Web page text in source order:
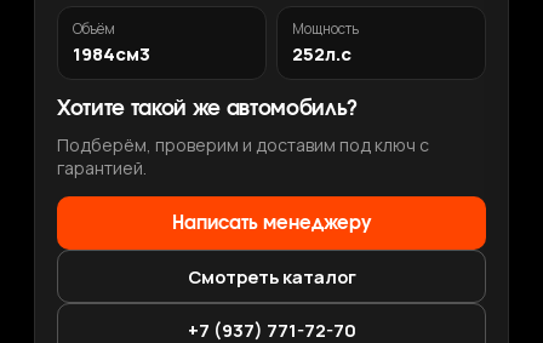
Объём
1984см3
Мощность
252л.с
Хотите такой же автомобиль?
Подберём, проверим и доставим под ключ с
гарантией.
Написать менеджеру
Смотреть каталог
+7 (937) 771-72-70